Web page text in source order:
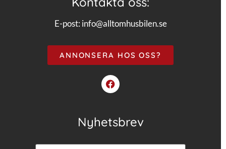
E-post: info@alltomhusbilen.se
ANNONSERA HOS OSS?
Nyhetsbrev